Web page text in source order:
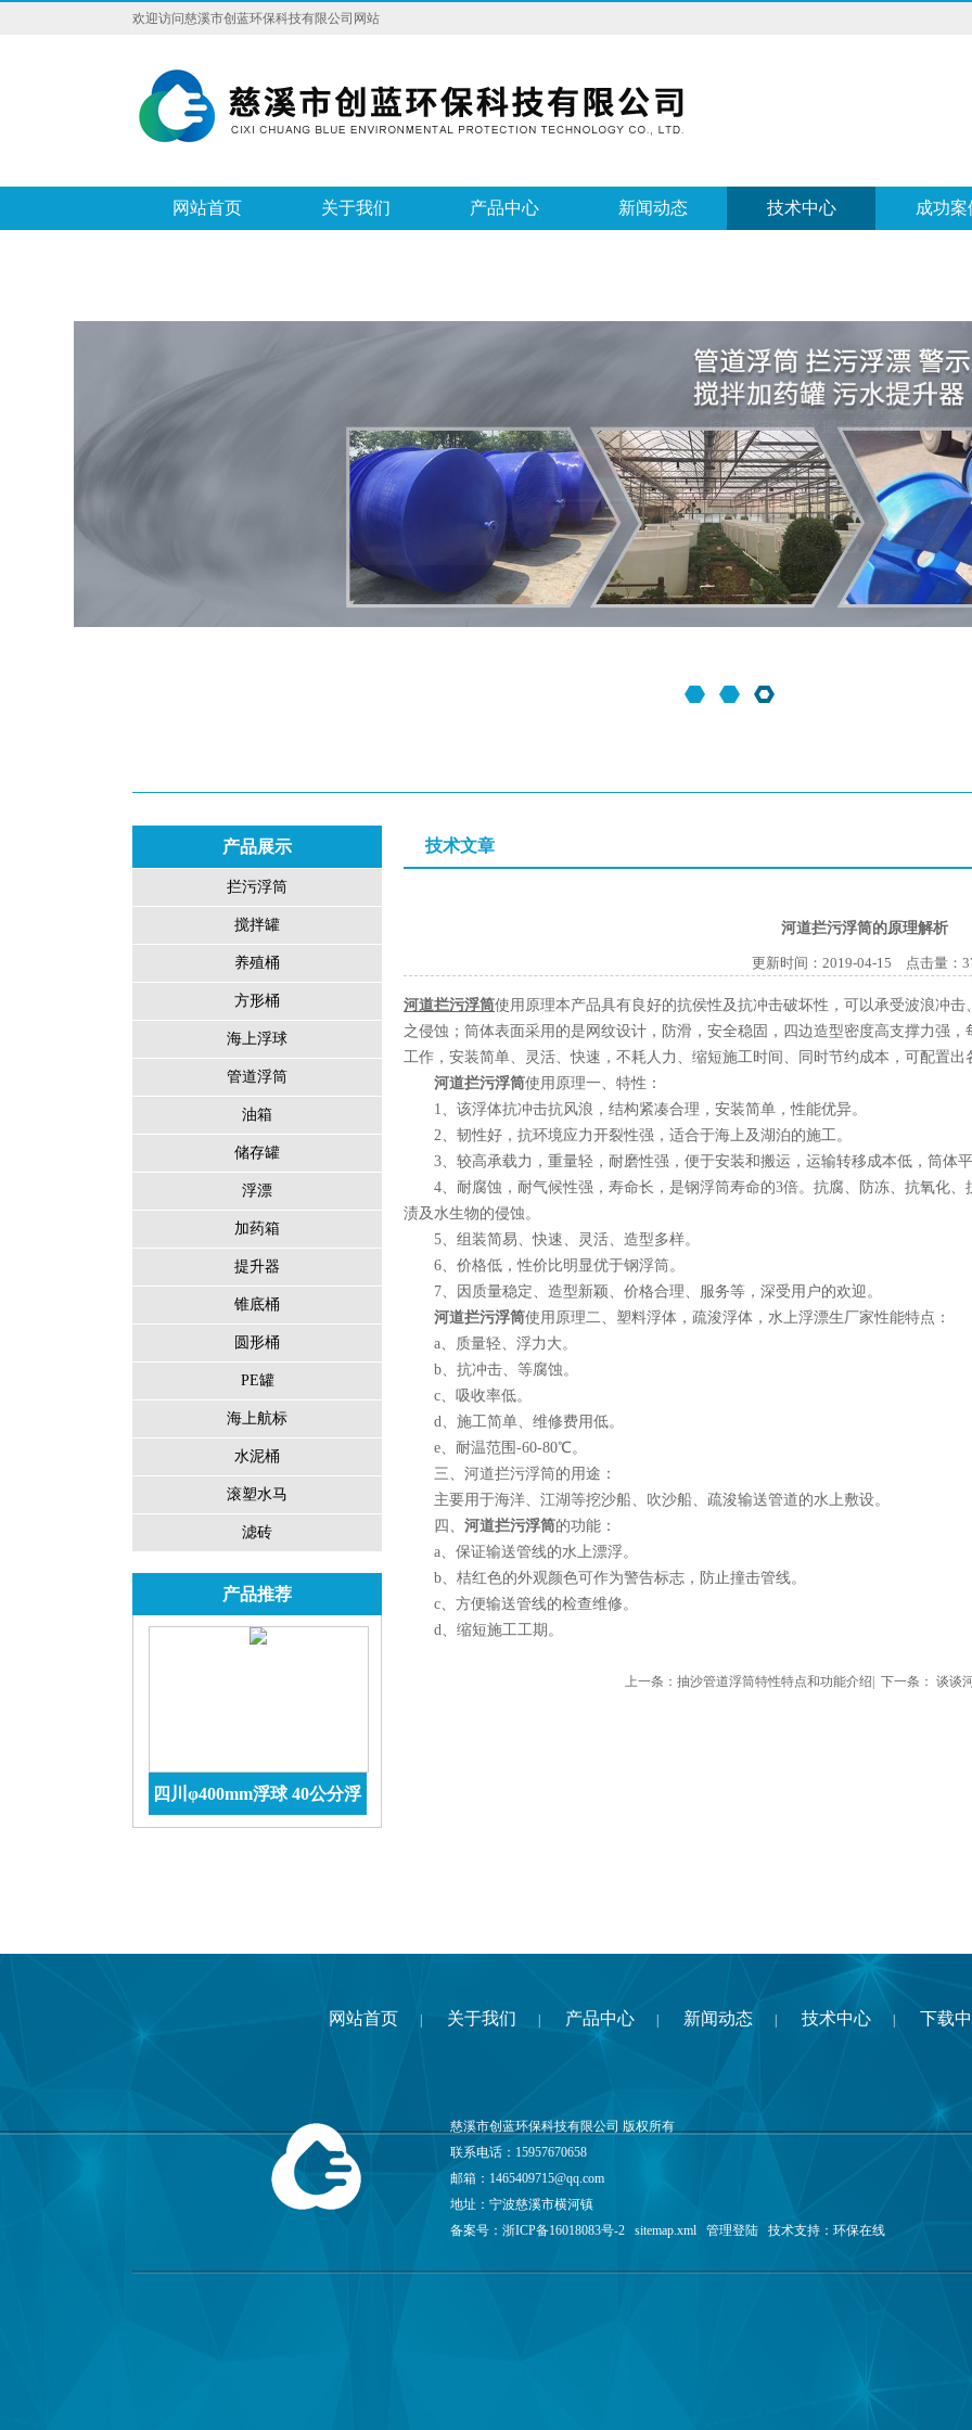
欢迎访问慈溪市创蓝环保科技有限公司网站
网站首页 关于我们 产品中心 新闻动态 技术中心 成功案
产品展示
拦污浮筒
搅拌罐
养殖桶
方形桶
海上浮球
管道浮筒
油箱
储存罐
浮漂
加药箱
提升器
锥底桶
圆形桶
PE罐
海上航标
水泥桶
滚塑水马
滤砖
产品推荐
四川φ400mm浮球 40公分浮
技术文章
河道拦污浮筒的原理解析
更新时间：2019-04-15 点击量：
河道拦污浮筒使用原理本产品具有良好的抗侯性及抗冲击破坏性，可以承受波浪冲
之侵蚀；筒体表面采用的是网纹设计，防滑，安全稳固，四边造型密度高支撑力强，
工作，安装简单、灵活、快速，不耗人力、缩短施工时间、同时节约成本，可配置出
河道拦污浮筒使用原理一、特性：
1、该浮体抗冲击抗风浪，结构紧凑合理，安装简单，性能优异。
2、韧性好，抗环境应力开裂性强，适合于海上及湖泊的施工。
3、较高承载力，重量轻，耐磨性强，便于安装和搬运，运输转移成本低，筒体平
4、耐腐蚀，耐气候性强，寿命长，是钢浮筒寿命的3倍。抗腐、防冻、抗氧化、
渍及水生物的侵蚀。
5、组装简易、快速、灵活、造型多样。
6、价格低，性价比明显优于钢浮筒。
7、因质量稳定、造型新颖、价格合理、服务等，深受用户的欢迎。
河道拦污浮筒使用原理二、塑料浮体，疏浚浮体，水上浮漂生厂家性能特点：
a、质量轻、浮力大。
b、抗冲击、等腐蚀。
c、吸收率低。
d、施工简单、维修费用低。
e、耐温范围-60-80℃。
三、河道拦污浮筒的用途：
主要用于海洋、江湖等挖沙船、吹沙船、疏浚输送管道的水上敷设。
四、 河道拦污浮筒的功能：
a、保证输送管线的水上漂浮。
b、桔红色的外观颜色可作为警告标志，防止撞击管线。
c、方便输送管线的检查维修。
d、缩短施工工期。
上一条： 抽沙管道浮筒特性特点和功能介绍 | 下一条： 谈谈
网站首页 关于我们 产品中心 新闻动态 技术中心 下载
慈溪市创蓝环保科技有限公司 版权所有
联系电话：15957670658
邮箱： 1465409715@qq.com
地址：宁波慈溪市横河镇
备案号： 浙ICP备16018083号-2 sitemap.xml 管理登陆 技术支持： 环保在线